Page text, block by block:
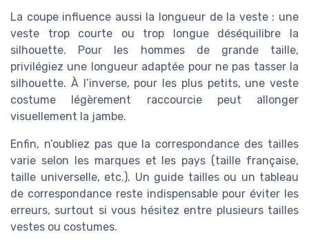
La coupe influence aussi la longueur de la veste : une
veste trop courte ou trop longue déséquilibre la
silhouette. Pour les hommes de grande taille,
privilégiez une longueur adaptée pour ne pas tasser la
silhouette. À l’inverse, pour les plus petits, une veste
costume légèrement raccourcie peut allonger
visuellement la jambe.
Enfin, n’oubliez pas que la correspondance des tailles
varie selon les marques et les pays (taille française,
taille universelle, etc.). Un guide tailles ou un tableau
de correspondance reste indispensable pour éviter les
erreurs, surtout si vous hésitez entre plusieurs tailles
vestes ou costumes.